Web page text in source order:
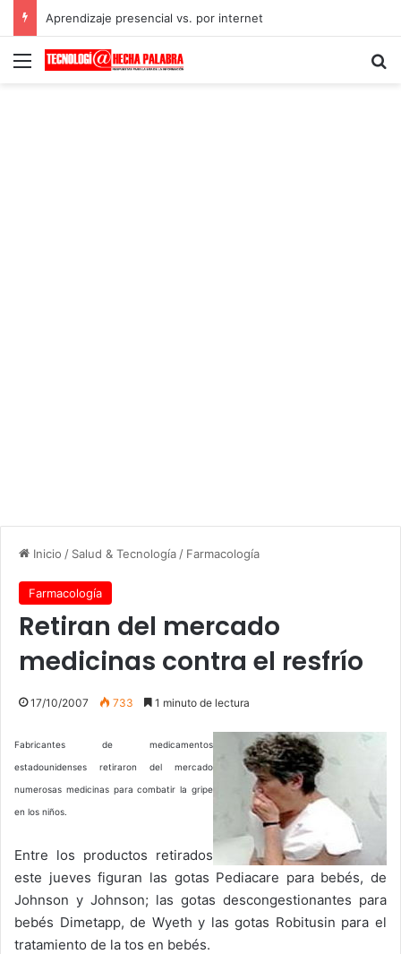
Aprendizaje presencial vs. por internet
Menú
Inicio / Salud & Tecnología / Farmacología
Farmacología
Retiran del mercado
medicinas contra el resfrío
17/10/2007 733 1 minuto de lectura
Fabricantes de medicamentos
estadounidenses retiraron del mercado
numerosas medicinas para combatir la gripe
en los niños.
Entre los productos retirados
este jueves figuran las gotas Pediacare para bebés, de
Johnson y Johnson; las gotas descongestionantes para
bebés Dimetapp, de Wyeth y las gotas Robitusin para el
tratamiento de la tos en bebés.